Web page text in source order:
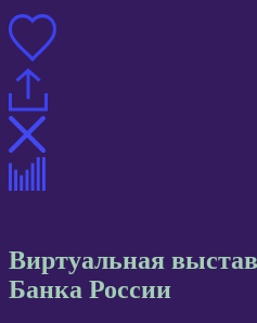
Виртуальная
Банка России